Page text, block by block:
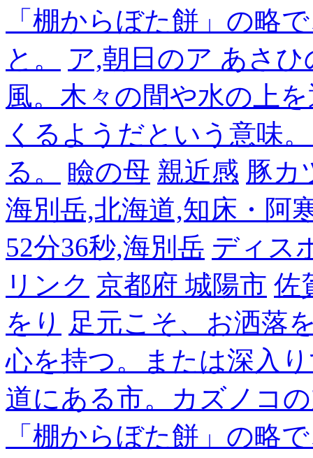
「棚からぼた餅」の略
と。
ア,朝日のア あさひ
風。木々の間や水の上
くるようだという意味
る。
瞼の母 親近感 豚カ
海別岳,北海道,知床・阿
52分36秒,海別岳 ディス
リンク 京都府 城陽市 佐
をり 足元こそ、お洒落
心を持つ。または深入
道にある市。カズノコ
「棚からぼた餅」の略